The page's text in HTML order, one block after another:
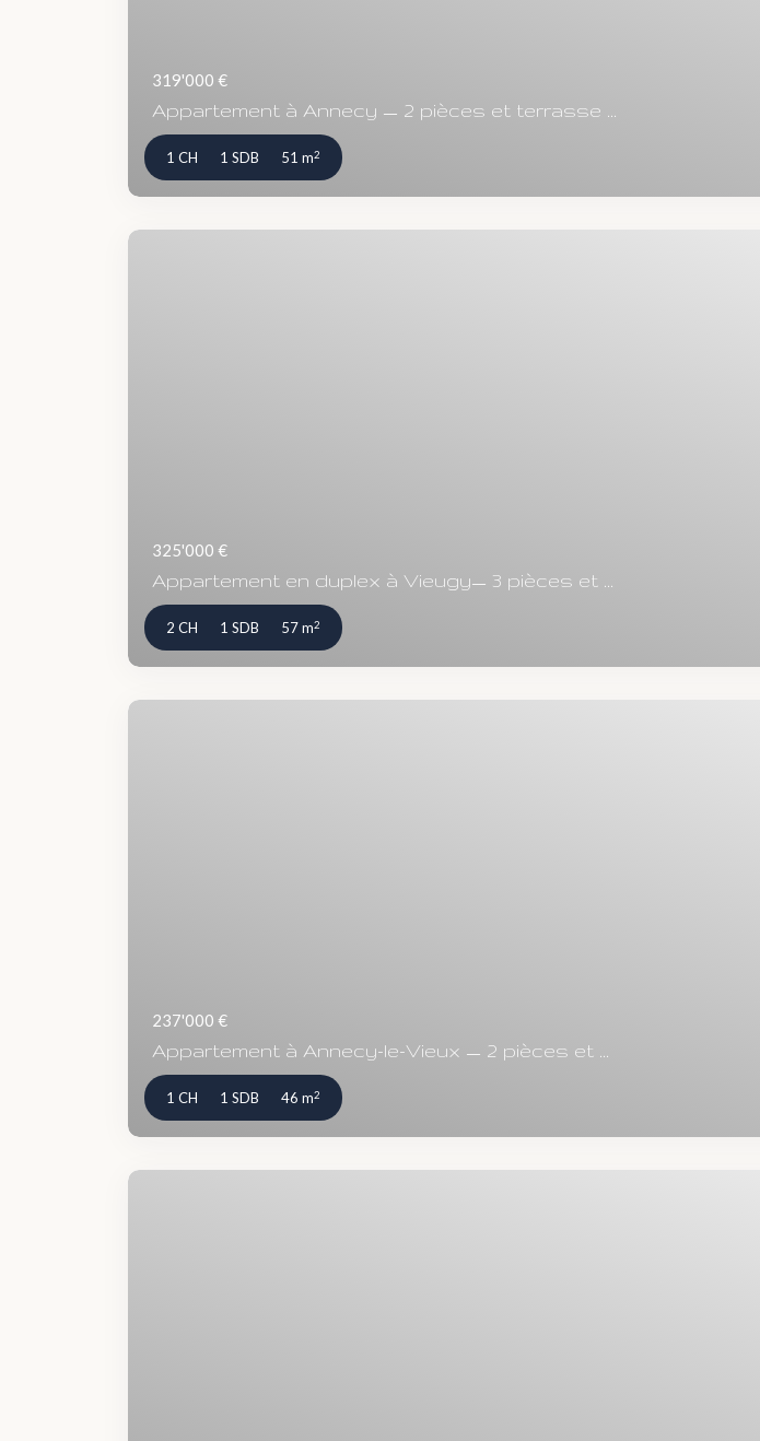
319'000 €
Appartement à Annecy — 2 pièces et terrasse ...
1 CH 1 SDB 51 m2
325'000 €
Appartement en duplex à Vieugy— 3 pièces et ...
2 CH 1 SDB 57 m2
237'000 €
Appartement à Annecy-le-Vieux — 2 pièces et ...
1 CH 1 SDB 46 m2